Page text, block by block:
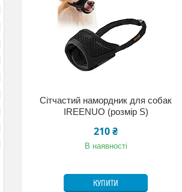
Сітчастий намордник для собак
IREENUO (розмір S)
210 ₴
В наявності
КУПИТИ